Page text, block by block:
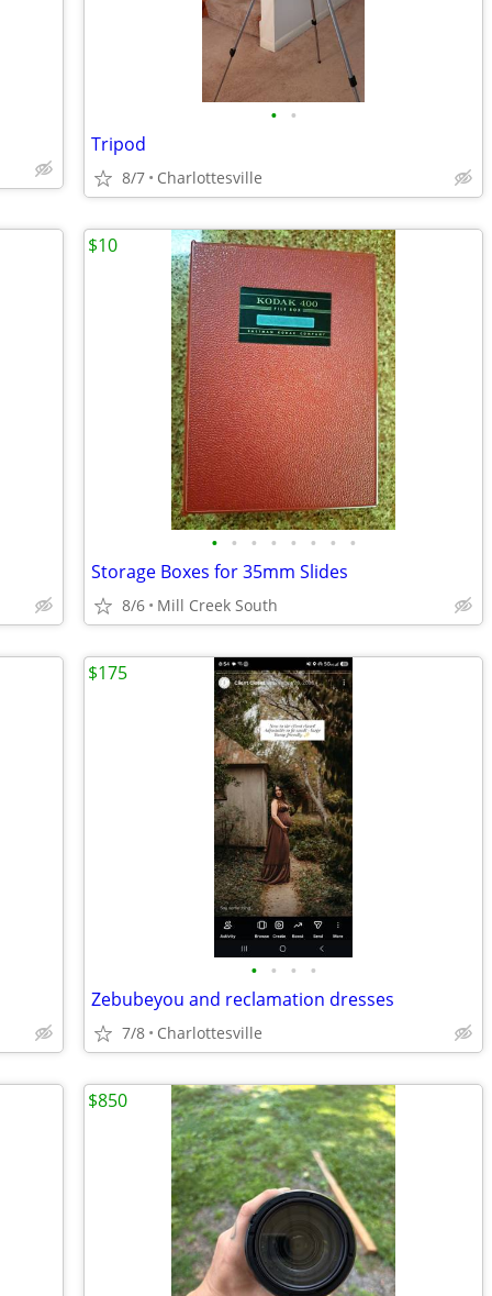
• •
Tripod
8/7 Charlottesville
• • • • • • • •
Storage Boxes for 35mm Slides
8/6 Mill Creek South
$10
• • • •
Zebubeyou and reclamation dresses
7/8 Charlottesville
$175
$850